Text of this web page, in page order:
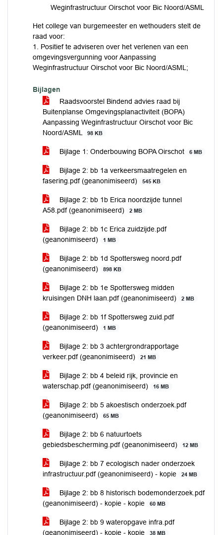
Weginfrastructuur Oirschot voor Bic Noord/ASML
Het college van burgemeester en wethouders stelt de
raad voor:
1. Positief te adviseren over het verlenen van een
omgevingsvergunning voor Aanpassing
Weginfrastructuur Oirschot voor Bic Noord/ASML;
Bijlagen
Raadsvoorstel Bindend advies raad bij
Buitenplanse Omgevingsplanactiviteit (BOPA)
Aanpassing Weginfrastructuur Oirschot voor Bic
Noord/ASML
98 KB
Bijlage 1: Onderbouwing BOPA Oirschot 6 MB
Bijlage 2: bb 1a verkeersmaatregelen en
fasering.pdf (geanonimiseerd)
545 KB
Bijlage 2: bb 1b Erica noordzijde tunnel
A58.pdf (geanonimiseerd)
2 MB
Bijlage 2: bb 1c Erica zuidzijde.pdf
(geanonimiseerd)
1 MB
Bijlage 2: bb 1d Spottersweg noord.pdf
(geanonimiseerd)
898 KB
Bijlage 2: bb 1e Spottersweg midden
kruisingen DNH laan.pdf (geanonimiseerd)
2 MB
Bijlage 2: bb 1f Spottersweg zuid.pdf
(geanonimiseerd)
1 MB
Bijlage 2: bb 3 achtergrondrapportage
verkeer.pdf (geanonimiseerd)
21 MB
Bijlage 2: bb 4 beleid rijk, provincie en
waterschap.pdf (geanonimiseerd)
16 MB
Bijlage 2: bb 5 akoestisch onderzoek.pdf
(geanonimiseerd)
65 MB
Bijlage 2: bb 6 natuurtoets
gebiedsbescherming.pdf (geanonimiseerd)
12 MB
Bijlage 2: bb 7 ecologisch nader onderzoek
infrastructuur.pdf (geanonimiseerd) - kopie
24 MB
Bijlage 2: bb 8 historisch bodemonderzoek.pdf
(geanonimiseerd) - kopie - kopie
60 MB
Bijlage 2: bb 9 wateropgave infra.pdf
(geanonimiseerd) - kopie - kopie
38 MB